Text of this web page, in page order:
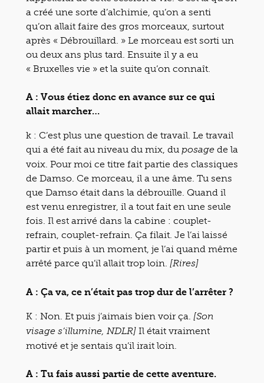
a créé une sorte d’alchimie, qu’on a senti
qu’on allait faire des gros morceaux, surtout
après « Débrouillard. » Le morceau est sorti un
ou deux ans plus tard. Ensuite il y a eu
« Bruxelles vie » et la suite qu’on connaît.
A : Vous étiez donc en avance sur ce qui
allait marcher…
k : C’est plus une question de travail. Le travail
qui a été fait au niveau du mix, du posage de la
voix. Pour moi ce titre fait partie des classiques
de Damso. Ce morceau, il a une âme. Tu sens
que Damso était dans la débrouille. Quand il
est venu enregistrer, il a tout fait en une seule
fois. Il est arrivé dans la cabine : couplet-
refrain, couplet-refrain. Ça filait. Je l’ai laissé
partir et puis à un moment, je l’ai quand même
arrêté parce qu’il allait trop loin. [Rires]
A : Ça va, ce n’était pas trop dur de l’arrêter ?
K : Non. Et puis j’aimais bien voir ça. [Son
visage s’illumine, NDLR] Il était vraiment
motivé et je sentais qu’il irait loin.
A : Tu fais aussi partie de cette aventure.